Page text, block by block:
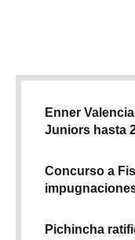
Enner
Juniors hasta
Concurso a
Pichincha